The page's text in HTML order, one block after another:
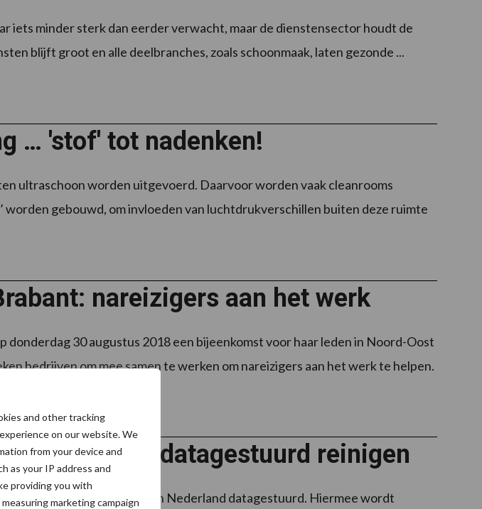
and other tracking
on our website. We
from your device and
as your IP address and
providing you with
marketing campaign
iets minder sterk dan eerder verwacht, maar de dienstensector houdt de
blijft groot en alle deelbranches, zoals schoonmaak, laten gezonde ...
… 'stof' tot nadenken!
ultraschoon worden uitgevoerd. Daarvoor worden vaak cleanrooms
worden gebouwd, om invloeden van luchtdrukverschillen buiten deze ruimte
nareizigers aan het werk
donderdag 30 augustus 2018 een bijeenkomst voor haar leden in Noord-Oost
bedrijven om mee samen te werken om nareizigers aan het werk te helpen.
schoon door datagestuurd reinigen
als eerste gemeente van Nederland datagestuurd. Hiermee wordt